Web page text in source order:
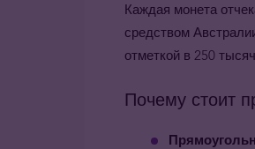
Каждая монета
средством
отметкой в 250
Почему стоит